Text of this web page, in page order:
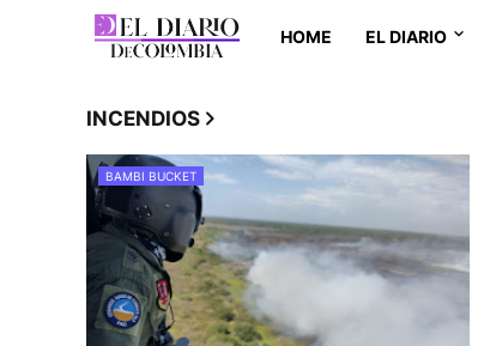
HOME EL DIARIO
INCENDIOS
BAMBI BUCKET